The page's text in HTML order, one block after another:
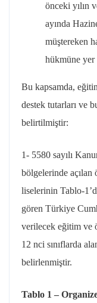
önceki yılın
ayında
müştereken
hükmüne
Bu kapsamda,
destek tutarları ve
belirtilmiştir:
1- 5580 sayılı
bölgelerinde
liselerinin Tablo-
gören Türkiye
verilecek eğitim ve
12 nci sınıflarda
belirlenmiştir.
Tablo 1 –